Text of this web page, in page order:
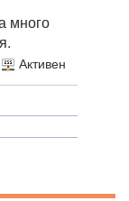
много
Активен